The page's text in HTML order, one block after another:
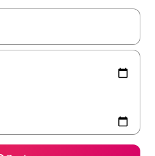
zijn, maak je een keuze